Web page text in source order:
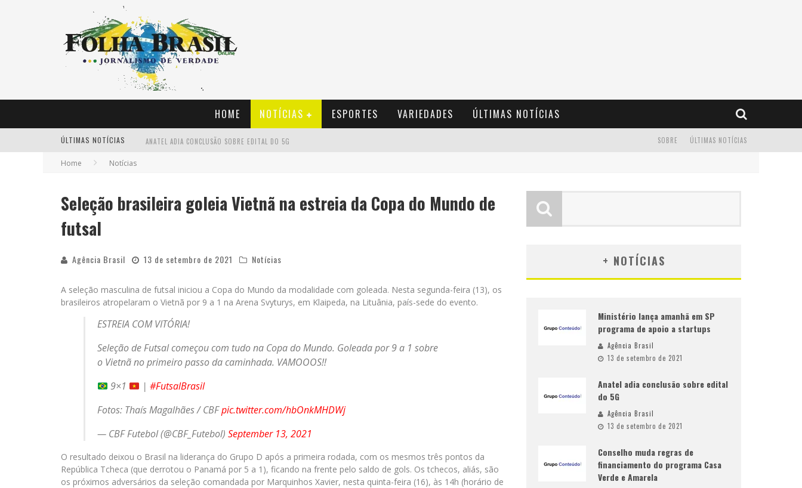
HOME NOTÍCIAS ESPORTES VARIEDADES ÚLTIMAS NOTÍCIAS
ÚLTIMAS NOTÍCIAS ANATEL ADIA CONCLUSÃO SOBRE EDITAL DO 5G
MINISTÉRIO LANÇA AMANHÃ EM SP PROGRAMA DE APOIO A STARTUPS
ÚLTIMAS NOTÍCIAS
SOBRE
Home Notícias
Seleção brasileira goleia Vietnã na estreia da Copa do Mundo de
futsal
Agência Brasil 13 de setembro de 2021 Notícias
A seleção masculina de futsal iniciou a Copa do Mundo da modalidade com goleada. Nesta segunda-feira (13), os
brasileiros atropelaram o Vietnã por 9 a 1 na Arena Svyturys, em Klaipeda, na Lituânia, país-sede do evento.
ESTREIA COM VITÓRIA!
Seleção de Futsal começou com tudo na Copa do Mundo. Goleada por 9 a 1 sobre
o Vietnã no primeiro passo da caminhada. VAMOOOS!!
9×1
| #FutsalBrasil
Fotos: Thaís Magalhães / CBFpic.twitter.com/hbOnkMHDWj
— CBF Futebol (@CBF_Futebol) September 13, 2021
O resultado deixou o Brasil na liderança do Grupo D após a primeira rodada, com os mesmos três pontos da
República Tcheca (que derrotou o Panamá por 5 a 1), ficando na frente pelo saldo de gols. Os tchecos, aliás, são
os próximos adversários da seleção comandada por Marquinhos Xavier, nesta quinta-feira (16), às 14h (horário de
+ NOTÍCIAS
Ministério lança amanhã em SP
programa de apoio a startups
Agência Brasil
13 de setembro de 2021
Anatel adia conclusão sobre edital
do 5G
Agência Brasil
13 de setembro de 2021
Conselho muda regras de
financiamento do programa Casa
Verde e Amarela